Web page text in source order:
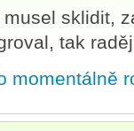
musel sklidit,
tak
momentálně